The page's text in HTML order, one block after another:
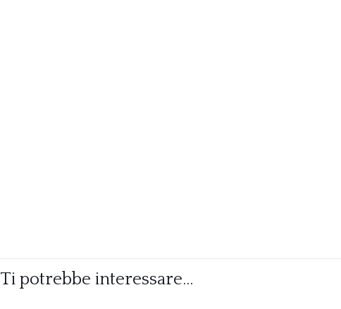
Ti potrebbe interessare…